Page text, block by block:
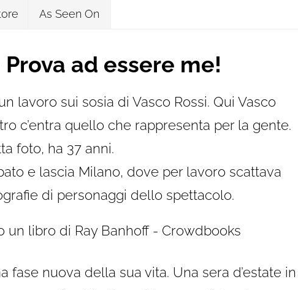
As Seen On
ad essere me!
lavoro sui sosia di Vasco Rossi. Qui Vasco
c’entra quello che rappresenta per la gente.
foto, ha 37 anni.
e lascia Milano, dove per lavoro scattava
di personaggi dello spettacolo.
fase nuova della sua vita. Una sera d’estate in